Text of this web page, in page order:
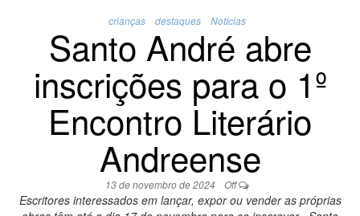
crianças destaques Notícias
Santo André abre
inscrições para o 1º
Encontro Literário
Andreense
13 de novembro de 2024 Off
Escritores interessados em lançar, expor ou vender as próprias